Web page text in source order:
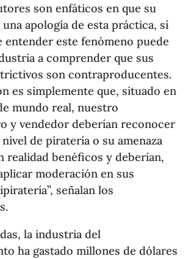
son enfáticos en que su
apología de esta práctica, sí
entender este fenómeno puede
a comprender que sus
son contraproducentes.
es simplemente que, situado en
mundo real, nuestro
y vendedor deberían reconocer
de piratería o su amenaza
realidad benéficos y deberían,
moderación en sus
señalan los
la industria del
ha gastado millones de dólares